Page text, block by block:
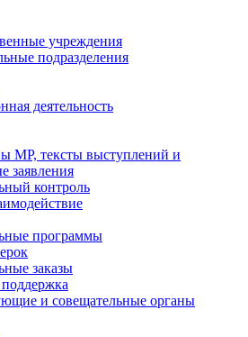
учреждения
подразделения
деятельность
МР, тексты выступлений и
заявления
контроль
программы
заказы
и совещательные органы